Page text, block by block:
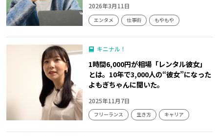
2026年3月11日
エンタメ 仕事術 もやもや
キニナル！
1時間6,000円が相場「レンタル彼女」
とは。10年で3,000人の“彼女”になった
よもぎちゃんに聞いた。
2025年11月7日
フリーランス 生き方 キャリア